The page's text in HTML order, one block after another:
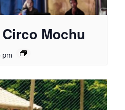
Mochu
pm